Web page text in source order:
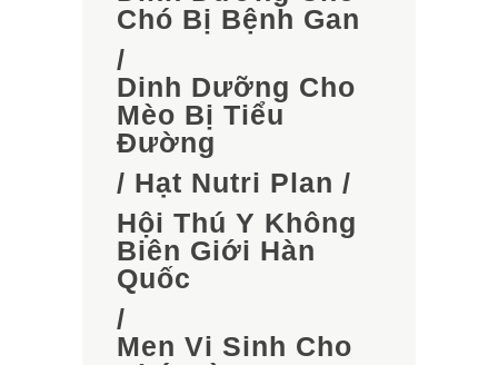
Chó Bị Bệnh Gan
/
Dinh Dưỡng Cho
Mèo Bị Tiểu
Đường
/ Hạt Nutri Plan /
Hội Thú Y Không
Biên Giới Hàn
Quốc
/
Men Vi Sinh Cho